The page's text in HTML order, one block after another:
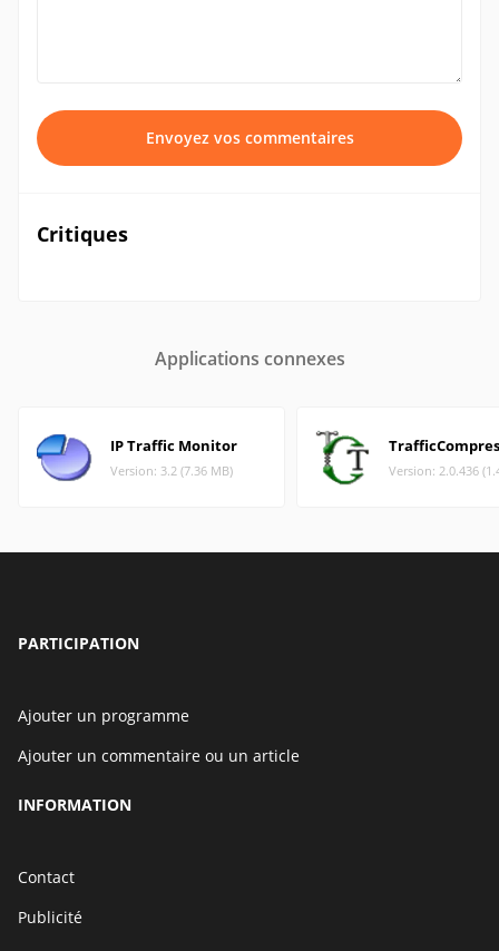
Envoyez vos commentaires
Critiques
Applications connexes
IP Traffic Monitor
Version: 3.2 (7.36 MB) Version: 2.0.436
PARTICIPATION
Ajouter un programme
Ajouter un commentaire ou un article
INFORMATION
Contact
Publicité